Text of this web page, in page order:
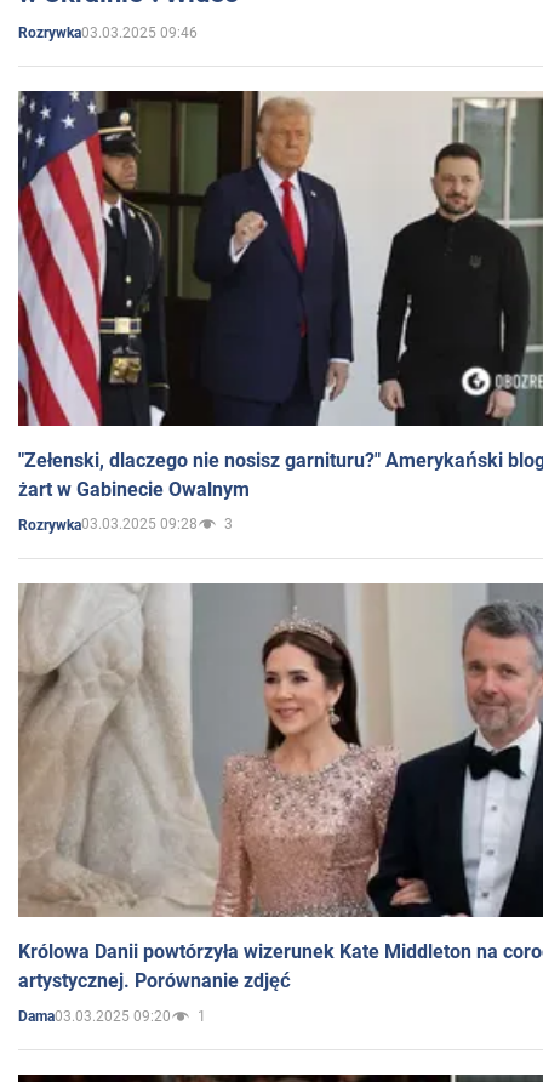
Rozrywka03.03.2025 09:46
"Zełenski, dlaczego nie nosisz garnituru?" Amerykański
żart w Gabinecie Owalnym
Rozrywka03.03.2025 09:28 3
Królowa Danii powtórzyła wizerunek Kate Middleton na
artystycznej. Porównanie zdjęć
Dama03.03.2025 09:20 1